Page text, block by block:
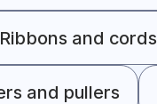
Ribbons and cords
and pullers